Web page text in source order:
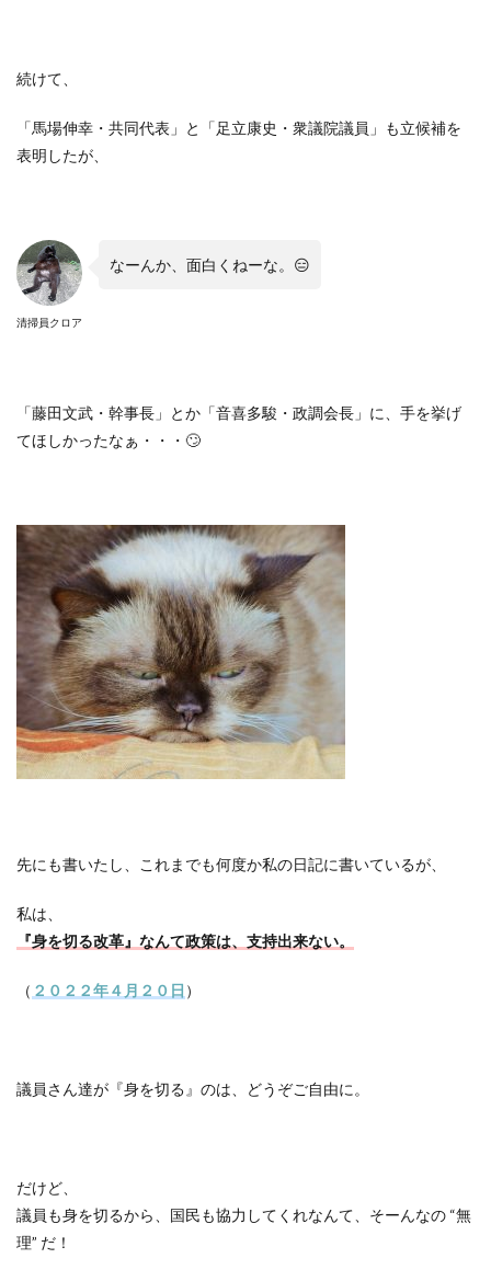
続けて、
「馬場伸幸・共同代表」と「足立康史・衆議院議員」も立候補を
表明したが、
清掃員クロア
なーんか、面白くねーな。 😑
「藤田文武・幹事長」とか「音喜多駿・政調会長」に、手を挙げ
てほしかったなぁ・・・ 🙄
先にも書いたし、これまでも何度か私の日記に書いているが、
私は、
『身を切る改革』なんて政策は、支持出来ない。
（ ２０２２年４月２０日 ）
議員さん達が『身を切る』のは、どうぞご自由に。
だけど、
議員も身を切るから、国民も協力してくれなんて、そーんなの “無
理” だ！